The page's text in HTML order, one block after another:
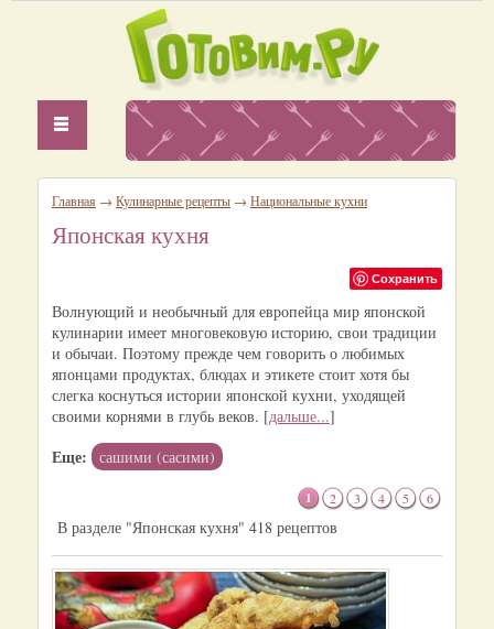
Главная → Кулинарные рецепты → Национальные кухни
Японская кухня
Сохранить
Волнующий и необычный для европейца мир японской
кулинарии имеет многовековую историю, свои традиции
и обычаи. Поэтому прежде чем говорить о любимых
японцами продуктах, блюдах и этикете стоит хотя бы
слегка коснуться истории японской кухни, уходящей
своими корнями в глубь веков. [дальше...]
Еще: сашими (сасими)
1 2 3 4 5 6
В разделе "Японская кухня" 418 рецептов